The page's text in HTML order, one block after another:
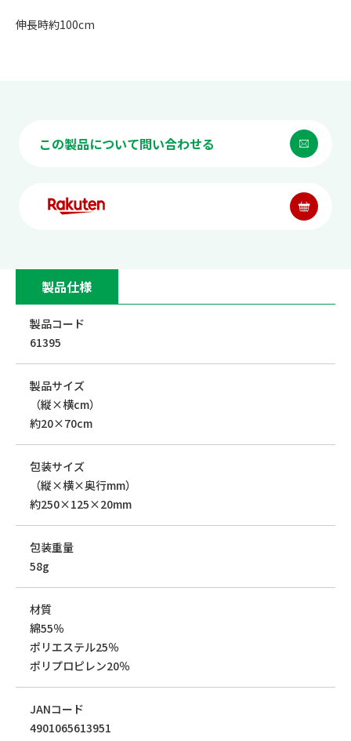
伸長時約100cm
製品仕様
製品コード
61395
製品サイズ
（縦×横cm）
約20×70cm
包装サイズ
（縦×横×奥行mm）
約250×125×20mm
包装重量
58g
材質
綿55％
ポリエステル25％
ポリプロピレン20％
JANコード
4901065613951
この製品について問い合わせる